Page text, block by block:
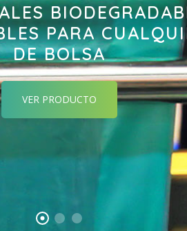
PARA
DE BOLSA
VER PRODUCTO